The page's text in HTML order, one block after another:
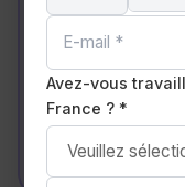
Avez-vous
France ? *